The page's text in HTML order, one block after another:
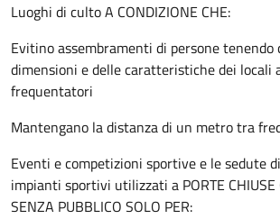
Luoghi di culto A CONDIZIONE CHE:
Evitino assembramenti di persone tenendo
dimensioni e delle caratteristiche dei locali
frequentatori
Mantengano la distanza di un metro tra
Eventi e competizioni sportive e le sedute
impianti sportivi utilizzati a PORTE CHIUSE
SENZA PUBBLICO SOLO PER: